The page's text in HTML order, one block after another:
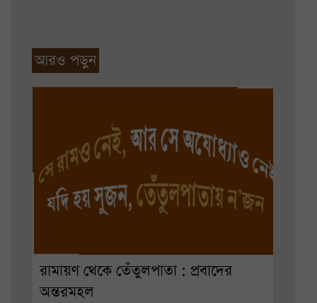
আরও পড়ুন
রামায়ণ থেকে তেঁতুলপাতা : প্রবাদের
অন্তরমহল